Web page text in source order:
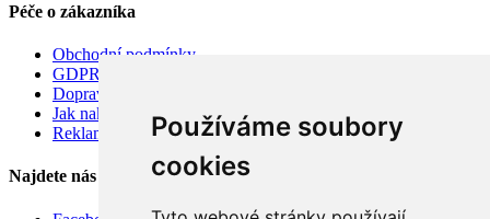
Používáme soubory
cookies
Péče o zákazníka
Obchodní podmínky
GDPR
Doprava
Jak nakupovat
Reklamace
Najdete nás